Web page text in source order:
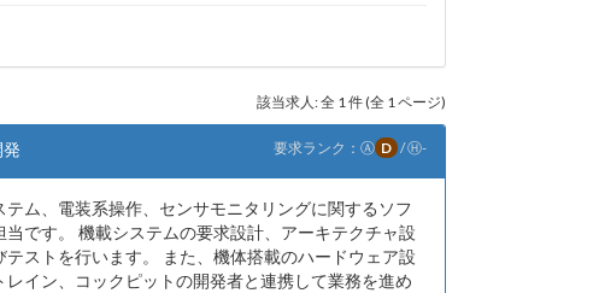
該当求人: 全 1 件 (全 1 ページ)
要求ランク： Ⓐ D /Ⓗ-
テム、電装系操作、センサモニタリングに関するソフ
当です。 機載システムの要求設計、アーキテクチャ設
テストを行います。 また、機体搭載のハードウェア設
レイン、コックピットの開発者と連携して業務を進め